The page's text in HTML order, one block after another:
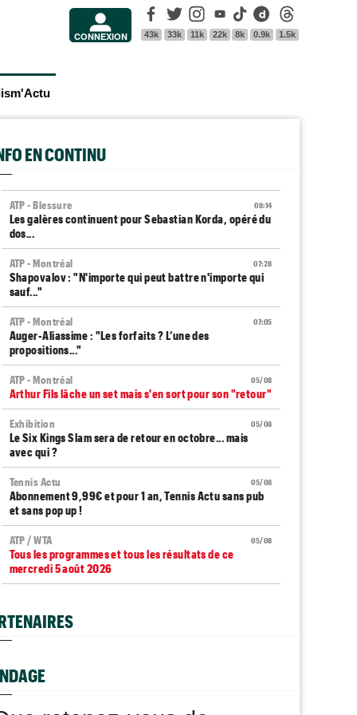
CONNEXION
Facebook
43k
Twitter
33k
Instagram
11k
Youtube
22k
Tik Tok
8k
Dailymotion
0.9k 1.5k
EN CONTINU
08:14
ATP - Blessure
Les galères continuent pour Sebastian Korda, opéré du
dos...
07:28
ATP - Montréal
Shapovalov : "N'importe qui peut battre n'importe qui
sauf..."
07:05
ATP - Montréal
Auger-Aliassime : "Les forfaits ? L’une des
propositions..."
05/08
ATP - Montréal
Arthur Fils lâche un set mais s'en sort pour son "retour"
05/08
Exhibition
Le Six Kings Slam sera de retour en octobre... mais
avec qui ?
05/08
Tennis Actu
Abonnement 9,99€ et pour 1 an, Tennis Actu sans pub
et sans pop up !
05/08
ATP / WTA
Tous les programmes et tous les résultats de ce
mercredi 5 août 2026
"C'est dommage"